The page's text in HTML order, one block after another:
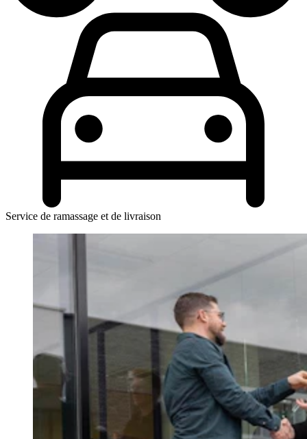
Service de ramassage et de livraison